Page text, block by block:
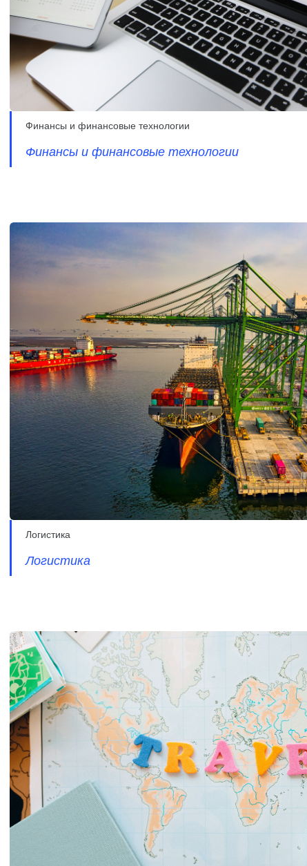
Финансы и финансовые технологии
Финансы и финансовые технологии
Логистика
Логистика